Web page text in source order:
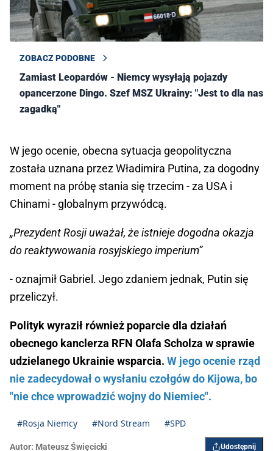
ZOBACZ PODOBNE
Zamiast Leopardów - Niemcy wysyłają pojazdy
opancerzone Dingo. Szef MSZ Ukrainy: "Jest to dla nas
zagadką"
W jego ocenie, obecna sytuacja geopolityczna
została uznana przez Władimira Putina, za dogodny
moment na próbę stania się trzecim - za USA i
Chinami - globalnym przywódcą.
„Prezydent Rosji uważał, że istnieje dogodna okazja
do reaktywowania rosyjskiego imperium”
- oznajmił Gabriel. Jego zdaniem jednak, Putin się
przeliczył.
Polityk wyraził również poparcie dla działań
obecnego kanclerza RFN Olafa Scholza w sprawie
udzielanego Ukrainie wsparcia. W jego ocenie rząd
nie zadecydował o wysłaniu czołgów do Kijowa, bo
"nie chce wprowadzić wojny do Niemiec".
#Rosja Niemcy #Nord Stream #SPD
Autor: Mateusz Święcicki Udostępnij